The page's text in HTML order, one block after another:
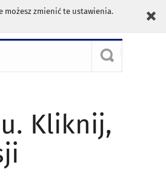
możesz zmienić te ustawienia.
Kliknij,